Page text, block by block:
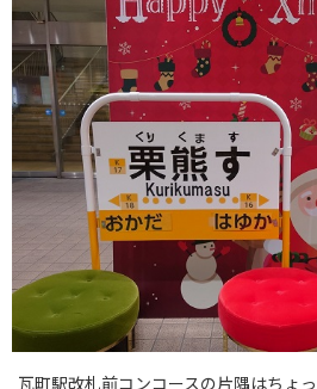
瓦町駅改札前コンコースの片隅はちょ